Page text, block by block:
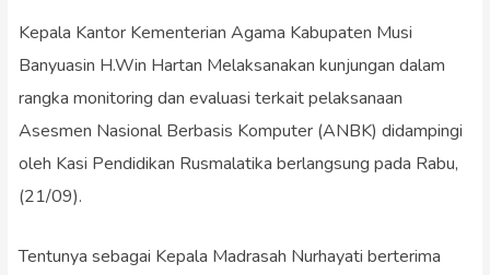
Kepala Kantor Kementerian Agama Kabupaten Musi
Banyuasin H.Win Hartan Melaksanakan kunjungan dalam
rangka monitoring dan evaluasi terkait pelaksanaan
Asesmen Nasional Berbasis Komputer (ANBK) didampingi
oleh Kasi Pendidikan Rusmalatika berlangsung pada Rabu,
(21/09).
Tentunya sebagai Kepala Madrasah Nurhayati berterima